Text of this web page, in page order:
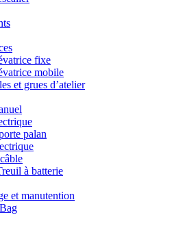
fixe
mobile
et grues d’atelier
palan
à batterie
et manutention